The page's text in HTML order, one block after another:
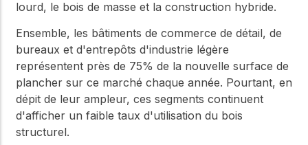
lourd, le bois de masse et la construction hybride.
Ensemble, les bâtiments de commerce de détail, de
bureaux et d'entrepôts d'industrie légère
représentent près de 75% de la nouvelle surface de
plancher sur ce marché chaque année. Pourtant, en
dépit de leur ampleur, ces segments continuent
d'afficher un faible taux d'utilisation du bois
structurel.